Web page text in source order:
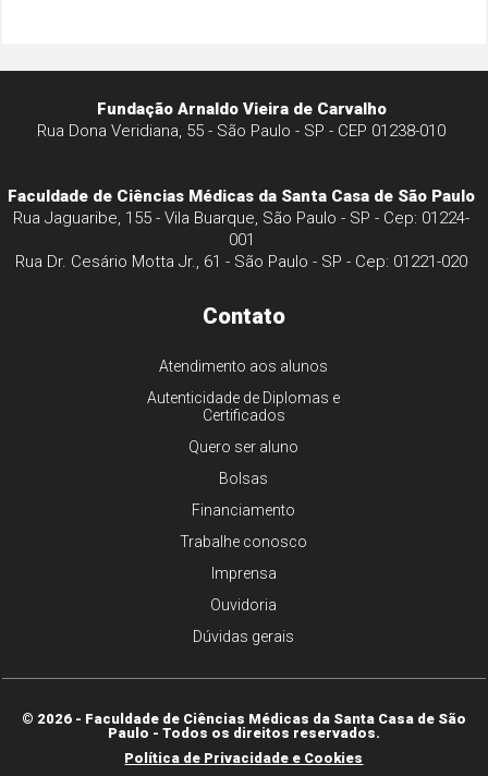
Fundação Arnaldo Vieira de Carvalho
Rua Dona Veridiana, 55 - São Paulo - SP - CEP 01238-010
Faculdade de Ciências Médicas da Santa Casa de São Paulo
Rua Jaguaribe, 155 - Vila Buarque, São Paulo - SP - Cep: 01224-
001
Rua Dr. Cesário Motta Jr., 61 - São Paulo - SP - Cep: 01221-020
Contato
Atendimento aos alunos
Autenticidade de Diplomas e
Certificados
Quero ser aluno
Bolsas
Financiamento
Trabalhe conosco
Imprensa
Ouvidoria
Dúvidas gerais
© 2026 - Faculdade de Ciências Médicas da Santa Casa de São
Paulo - Todos os direitos reservados.
Política de Privacidade e Cookies